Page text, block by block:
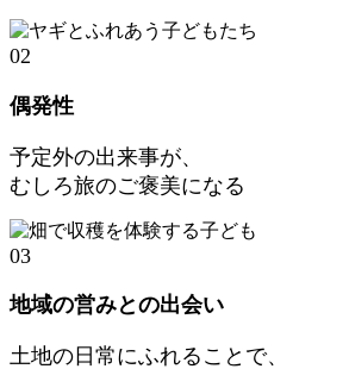
02
偶発性
予定外の出来事が、
むしろ旅のご褒美になる
03
地域の営みとの出会い
土地の日常にふれることで、